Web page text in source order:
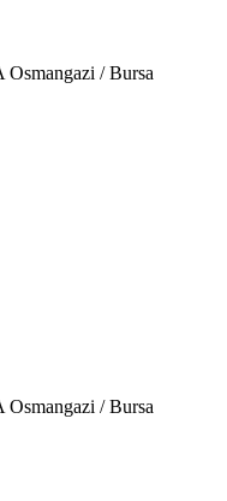
Osmangazi / Bursa
Osmangazi / Bursa